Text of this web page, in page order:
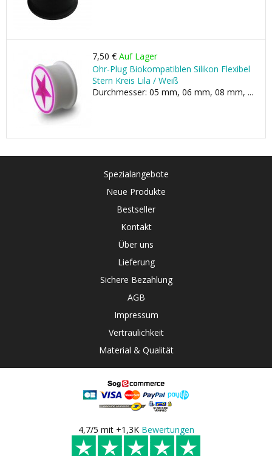
7,50 € Auf Lager
Ohr-Plug Biokompatiblen Silikon Flexibel
Stern Kreis Lila / Weiß
Durchmesser: 05 mm, 06 mm, 08 mm, ...
Spezialangebote
Neue Produkte
Bestseller
Kontakt
Über uns
Lieferung
Sichere Bezahlung
AGB
Impressum
Vertraulichkeit
Material & Qualität
4,7/5 mit +1,3K Bewertungen